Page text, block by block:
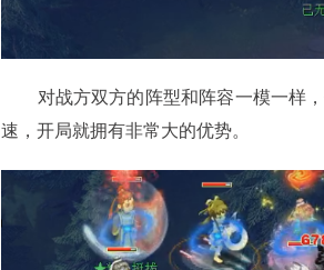
对战方双方的阵型和阵容一模一样，
速，开局就拥有非常大的优势。